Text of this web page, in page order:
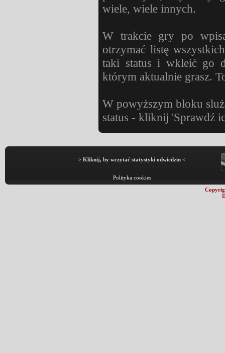
wiele, wiele innych.
W trakcie gry po
otrzymać listę
taki status i wkleić go
którym aktualnie grasz.
W powyższym bloku
status - kliknij 'Sprawdź
> Kliknij, by wczytać statystyki odwiedzin <
Polityka cookies